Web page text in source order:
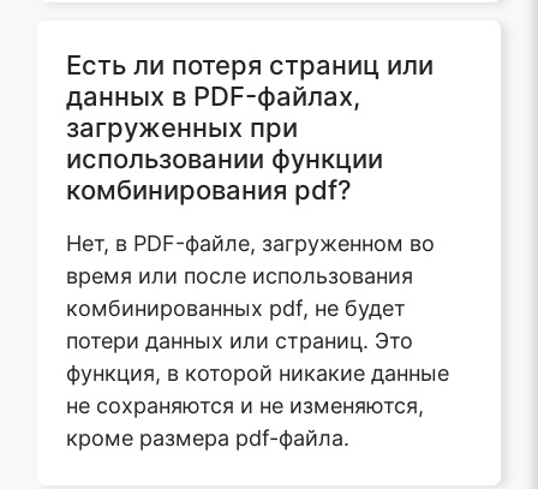
Есть ли потеря страниц или
данных в PDF-файлах,
загруженных при
использовании функции
комбинирования pdf?
время или после использования
комбинированных pdf, не будет
потери данных или страниц. Это
функция, в которой никакие данные
не сохраняются и не изменяются,
кроме размера pdf-файла.